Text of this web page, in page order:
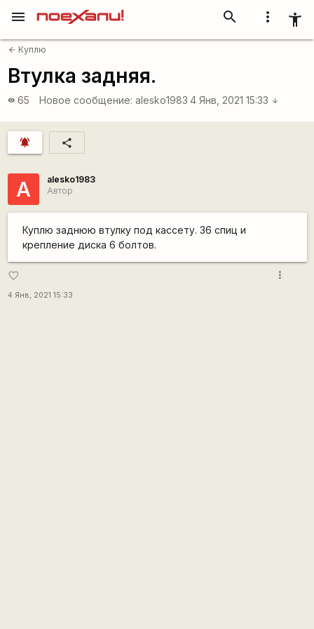
more_vert accessibility_new
search
menu
arrow_back Куплю
Втулка задняя.
visibility 65 Новое сообщение: alesko1983 4 Янв, 2021 15:33 arrow_downward
notifications_active share
A
alesko1983
Автор
Куплю заднюю втулку под кассету. 36 спиц и
крепление диска 6 болтов.
favorite_border
4 Янв, 2021 15:33
more_vert